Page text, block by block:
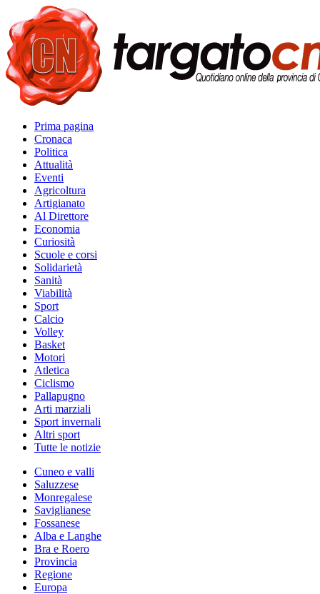
Prima pagina
Cronaca
Politica
Attualità
Eventi
Agricoltura
Artigianato
Al Direttore
Economia
Curiosità
Scuole e corsi
Solidarietà
Sanità
Viabilità
Sport
Calcio
Volley
Basket
Motori
Atletica
Ciclismo
Pallapugno
Arti marziali
Sport invernali
Altri sport
Tutte le notizie
Cuneo e valli
Saluzzese
Monregalese
Saviglianese
Fossanese
Alba e Langhe
Bra e Roero
Provincia
Regione
Europa